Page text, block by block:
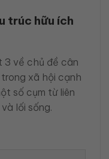
trúc hữu ích
3 về chủ đề cân
xã hội cạnh
số cụm từ liên
lối sống.